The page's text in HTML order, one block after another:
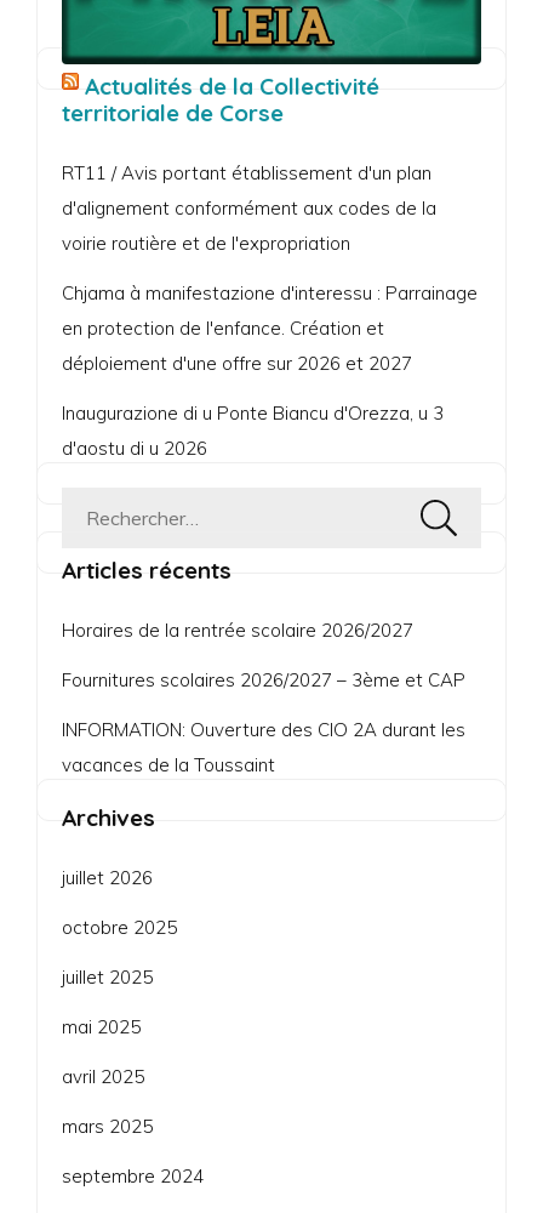
Actualités de la Collectivité
territoriale de Corse
RT11 / Avis portant établissement d'un plan
d'alignement conformément aux codes de la
voirie routière et de l'expropriation
Chjama à manifestazione d'interessu : Parrainage
en protection de l'enfance. Création et
déploiement d'une offre sur 2026 et 2027
Inaugurazione di u Ponte Biancu d'Orezza, u 3
d'aostu di u 2026
Rechercher :
Articles récents
Horaires de la rentrée scolaire 2026/2027
Fournitures scolaires 2026/2027 – 3ème et CAP
INFORMATION: Ouverture des CIO 2A durant les
vacances de la Toussaint
Archives
juillet 2026
octobre 2025
juillet 2025
mai 2025
avril 2025
mars 2025
septembre 2024